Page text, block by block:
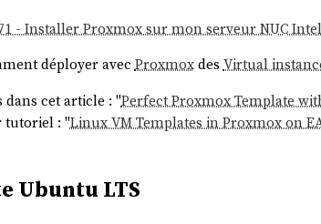
- Installer Proxmox sur mon serveur NUC Intel
déployer avec Proxmoxdes Virtual
dans cet article : "Perfect Proxmox Template
tutoriel : "Linux VM Templates in Proxmox on
Ubuntu LTS